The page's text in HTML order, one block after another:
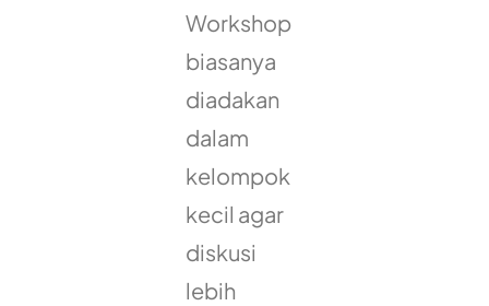
Workshop
biasanya
diadakan
dalam
kelompok
kecil agar
diskusi
lebih